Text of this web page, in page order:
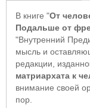
В книге "От
Подальше от
"Внутренний
мысль и
редакции,
матриархата к
внимание своей
пор.